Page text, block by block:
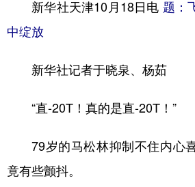
台湾 思客智库 全球
科技
文化 书画
食品 人居 信息
学术中国
新华社天津10月18日电 题：
中绽放
新华社记者于晓泉、杨茹
“直-20T！真的是直-20T！”
79岁的马松林抑制不住内心
竟有些颤抖。